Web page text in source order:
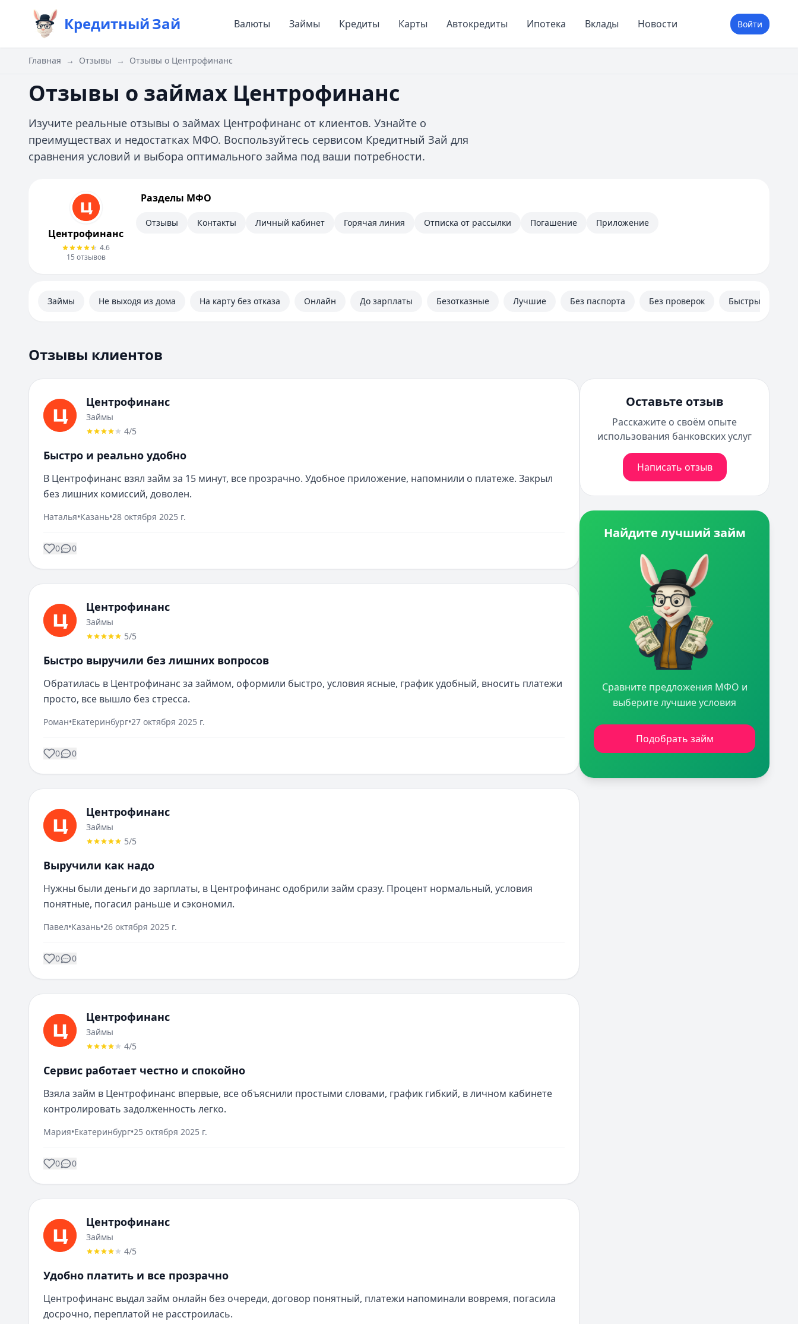
КредитныйЗай Валюты Займы Кредиты Карты Автокредиты Ипотека Вклады Новости Войти
Главная → Отзывы → Отзывы о Центрофинанс
Отзывы о займах Центрофинанс
Изучите реальные отзывы о займах Центрофинанс от клиентов. Узнайте о
преимуществах и недостатках МФО. Воспользуйтесь сервисом Кредитный Зай для
сравнения условий и выбора оптимального займа под ваши потребности.
Информация
Центрофинанс
4.6
15 отзывов
Разделы МФО
Отзывы Контакты Личный кабинет Горячая линия Отписка от рассылки Погашение Приложение
Займы Не выходя из дома На карту без отказа Онлайн До зарплаты Безотказные Лучшие Без паспорта Без проверок Быстрые
Отзывы клиентов
Центрофинанс
Займы
4/5
Быстро и реально удобно
В Центрофинанс взял займ за 15 минут, все прозрачно. Удобное приложение, напомнили о платеже. Закрыл
без лишних комиссий, доволен.
Наталья•Казань•28 октября 2025 г.
0 0
Центрофинанс
Займы
5/5
Быстро выручили без лишних вопросов
Обратилась в Центрофинанс за займом, оформили быстро, условия ясные, график удобный, вносить платежи
просто, все вышло без стресса.
Роман•Екатеринбург•27 октября 2025 г.
0 0
Центрофинанс
Займы
5/5
Выручили как надо
Нужны были деньги до зарплаты, в Центрофинанс одобрили займ сразу. Процент нормальный, условия
понятные, погасил раньше и сэкономил.
Павел•Казань•26 октября 2025 г.
0 0
Центрофинанс
Займы
4/5
Сервис работает честно и спокойно
Взяла займ в Центрофинанс впервые, все объяснили простыми словами, график гибкий, в личном кабинете
контролировать задолженность легко.
Мария•Екатеринбург•25 октября 2025 г.
0 0
Центрофинанс
Займы
4/5
Удобно платить и все прозрачно
Центрофинанс выдал займ онлайн без очереди, договор понятный, платежи напоминали вовремя, погасила
досрочно, переплатой не расстроилась.
Оставьте отзыв
Расскажите о своём опыте
использования банковских услуг
Написать отзыв
Найдите лучший займ
Сравните предложения МФО и
выберите лучшие условия
Подобрать займ